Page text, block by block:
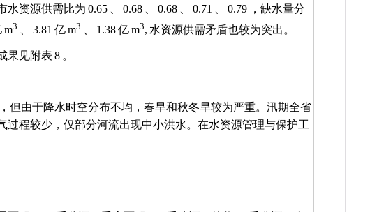
水资源供需比为 0.65 0.68 0.68 0.71 0.79 ，缺水量分
m3 3.81 亿m3 1.38亿m3, 水资源供需矛盾也较为突出。
果见附表 8 。
但由于降水时空分布不均，春旱和秋冬旱较为严重。汛期全省
过程较少，仅部分河流出现中小洪水。在水资源管理与保护工